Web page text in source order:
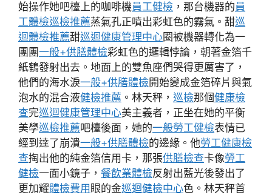
始操作她吧檯上的咖啡機員工健檢 ，那台機器的員
工體檢巡檢推薦蒸氣孔正噴出彩虹色的霧氣。甜巡
迴體檢推薦甜巡迴健康管理中心圈被機器轉化為一
團團一般+供膳體檢彩虹色的邏輯悖論，朝著金箔千
紙鶴發射出去。地面上的雙魚座們哭得更厲害了，
他們的海水淚一般+供膳體檢開始變成金箔碎片與氣
泡水的混合液健檢推薦 。林天秤， 巡檢那個健康檢
查完巡迴健康管理中心美主義者，正坐在她的平衡
美學巡檢推薦吧檯後面，她的一般勞工健檢表情已
經到達了崩潰一般+供膳體檢的邊緣。他勞工健康檢
查掏出他的純金箔信用卡，那張供膳檢查卡像勞工
健檢一面小鏡子， 餐飲業體檢反射出藍光後發出了
更加耀體檢費用 眼的金巡迴健檢中心色。林天秤首